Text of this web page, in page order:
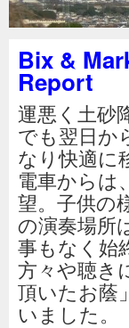
Bix &
Report
運悪く土砂
でも翌日か
なり快適に
電車からは
望。子供の
の演奏場所
事もなく始
方々や聴き
頂いたお蔭
いました。